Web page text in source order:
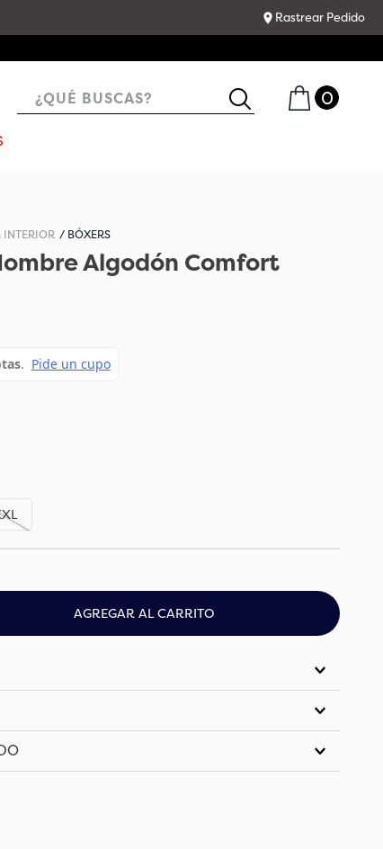
Rastrear Pedido
¿QUÉ BUSCAS?
INTERIOR BÓXERS
Algodón Comfort
AGREGAR AL CARRITO